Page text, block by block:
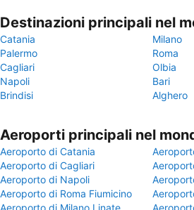
Destinazioni principali nel
Catania
Milano
Palermo
Roma
Cagliari
Olbia
Napoli
Bari
Brindisi
Alghero
Aeroporti principali nel
Aeroporto di Catania
Aeroporto di Cagliari
Aeroporto di Napoli
Aeroporto di Roma Fiumicino
Aeroporto di Milano Linate